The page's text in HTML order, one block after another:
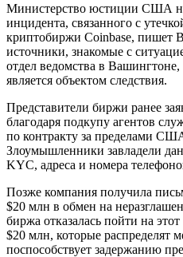
Министерство юстиции США
инцидента, связанного с
криптобиржи Coinbase, пишет
источники, знакомые с
отдел ведомства в Вашингтоне,
является объектом следствия.
Представители биржи ранее
благодаря подкупу агентов
по контракту за пределами
Злоумышленники завладели
KYC, адреса и номера
Позже компания получила
$20 млн в обмен на
биржа отказалась пойти на
$20 млн, которые распределят
поспособствует задержанию